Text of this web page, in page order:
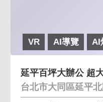
VR AI導覽 AI
台北市大同區延平